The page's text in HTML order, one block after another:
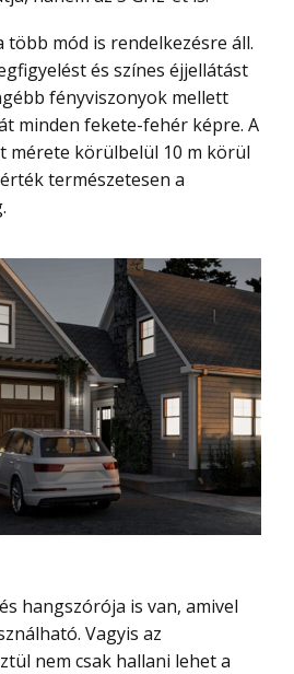
és színes éjjellátást
fényviszonyok mellett
minden fekete-fehér képre. A
mérete körülbelül 10 m körül
természetesen a
Vagyis az
nem csak hallani lehet a